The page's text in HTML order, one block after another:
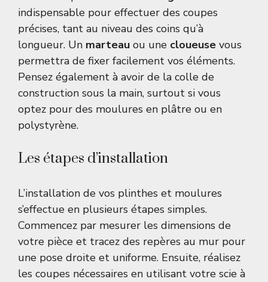
indispensable pour effectuer des coupes
précises, tant au niveau des coins qu’à
longueur. Un marteau ou une cloueuse vous
permettra de fixer facilement vos éléments.
Pensez également à avoir de la colle de
construction sous la main, surtout si vous
optez pour des moulures en plâtre ou en
polystyrène.
Les étapes d’installation
L’installation de vos plinthes et moulures
s’effectue en plusieurs étapes simples.
Commencez par mesurer les dimensions de
votre pièce et tracez des repères au mur pour
une pose droite et uniforme. Ensuite, réalisez
les coupes nécessaires en utilisant votre scie à